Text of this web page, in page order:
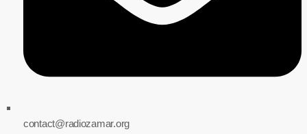
contact@radiozamar.org